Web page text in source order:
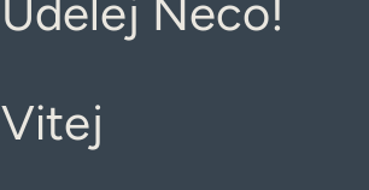
Udelej Neco!
Vitej